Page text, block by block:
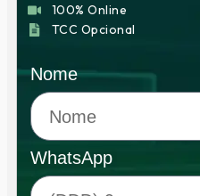
100% Online
TCC Opcional
Nome
WhatsApp